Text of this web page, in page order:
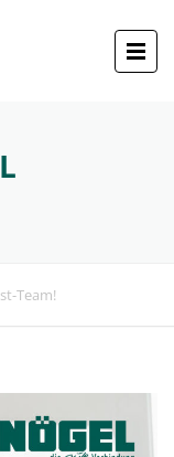
Team!